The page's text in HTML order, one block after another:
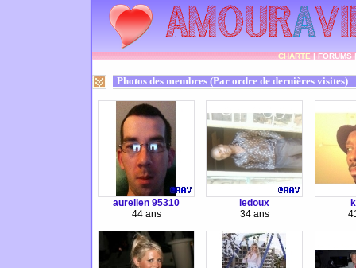
CHARTE|FORUMS
Photos des membres (Par ordre de dernières visites)
aurelien 95310
44 ans
ledoux
34 ans